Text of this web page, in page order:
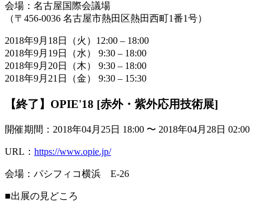
会場：名古屋国際会議場
（〒456-0036 名古屋市熱田区熱田西町1番1号）
2018年9月18日（火）12:00 – 18:00
2018年9月19日（水） 9:30 – 18:00
2018年9月20日（木） 9:30 – 18:00
2018年9月21日（金） 9:30 – 15:30
【終了】OPIE'18 [赤外・紫外応用技術展]
開催期間：2018年04月25日 18:00 〜 2018年04月28日 02:00
URL： https://www.opie.jp/
会場：パシフィコ横浜 E-26
■出展の見どころ